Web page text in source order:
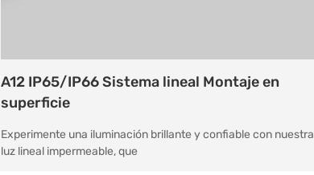
A12 IP65/IP66 Sistema lineal Montaje en
superficie
Experimente una iluminación brillante y confiable con nuestra
luz lineal impermeable, que